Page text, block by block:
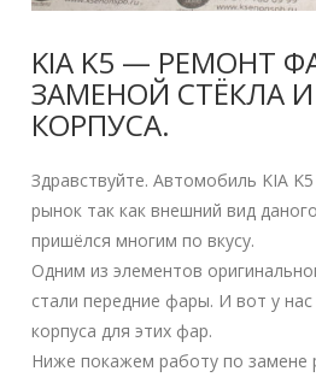
KIA K5 — РЕМОНТ
ЗАМЕНОЙ СТЁКЛА
КОРПУСА.
Здравствуйте. Автомобиль KIA
рынок так как внешний вид
пришёлся многим по вкусу.
Одним из элементов
стали передние фары. И вот у нас
корпуса для этих фар.
Ниже покажем работу по замене